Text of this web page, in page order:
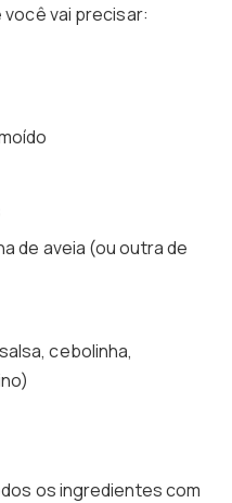
vai precisar:
de aveia (ou outra de
cebolinha,
os ingredientes com